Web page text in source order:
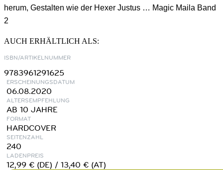
herum, Gestalten wie der Hexer Justus … Magic Maila Band
2
AUCH ERHÄLTLICH ALS:
ISBN/ARTIKELNUMMER
9783961291625
ERSCHEINUNGSDATUM
06.08.2020
ALTERSEMPFEHLUNG
AB 10 JAHRE
FORMAT
HARDCOVER
SEITENZAHL
240
LADENPREIS
12,99 € (DE) / 13,40 € (AT)